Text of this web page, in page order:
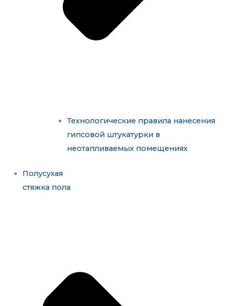
Технологические правила нанесения
гипсовой штукатурки в
неотапливаемых помещениях
Полусухая
стяжка пола